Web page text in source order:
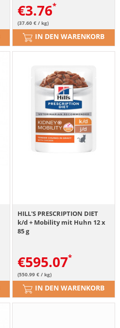
€3.76
(37.60 € / kg)
IN DEN WARENKORB
HILL'S PRESCRIPTION DIET
k/d + Mobility mit Huhn 12 x
85 g
€595.07
(550.99 € / kg)
IN DEN WARENKORB